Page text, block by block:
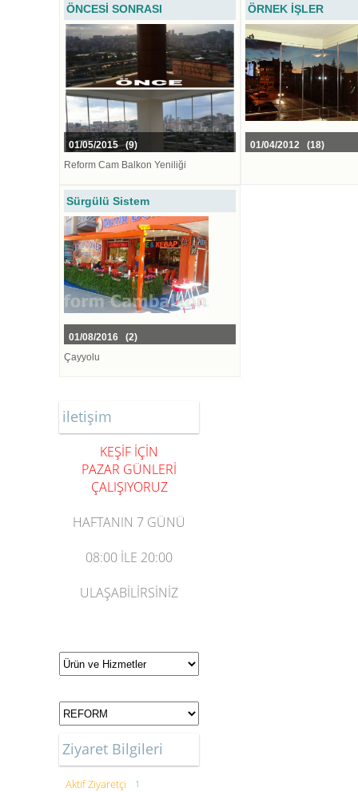
ÖNCESİ SONRASI
01/05/2015 (9)
Reform Cam Balkon Yeniliği
ÖRNEK İŞLER
01/04/2012 (18)
Sürgülü Sistem
01/08/2016 (2)
Çayyolu
iletişim
KEŞİF İÇİN
PAZAR GÜNLERİ
ÇALIŞIYORUZ
HAFTANIN 7 GÜNÜ
08:00 İLE 20:00
ULAŞABİLİRSİNİZ
Ziyaret Bilgileri
Aktif Ziyaretçi 1